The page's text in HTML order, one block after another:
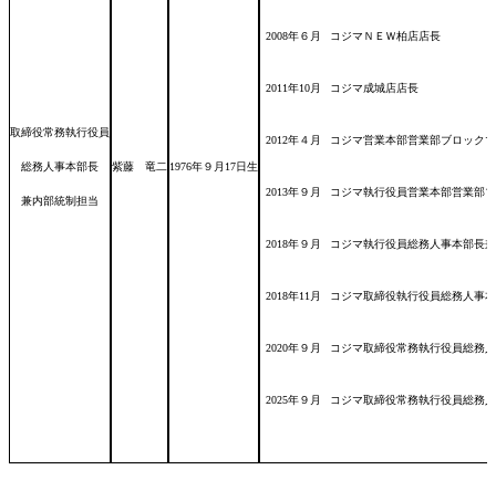
取締役常務執行役員
総務人事本部長
兼内部統制担当
紫藤 竜二 1976年９月17日生
2008年６月 コジマＮＥＷ柏店店長
2011年10月 コジマ成城店店長
2012年４月 コジマ営業本部営業部ブロック
2013年９月 コジマ執行役員営業本部営業部
2018年９月 コジマ執行役員総務人事本部長
2018年11月 コジマ取締役執行役員総務人事
2020年９月 コジマ取締役常務執行役員総務
2025年９月 コジマ取締役常務執行役員総務